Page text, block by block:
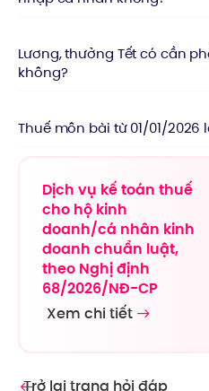
Trở lại trang hỏi đáp
Lương, thưởng Tết có cần
không?
Thuế môn bài từ 01/01/2026
Dịch vụ kế toán thuế
cho hộ kinh
doanh/cá nhân kinh
doanh chuẩn luật,
theo Nghị định
68/2026/NĐ-CP
Xem chi tiết